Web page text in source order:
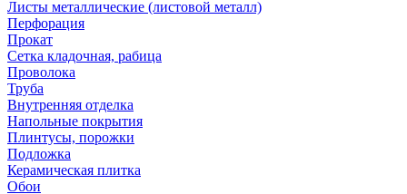
Листы металлические (листовой металл)
Перфорация
Прокат
Сетка кладочная, рабица
Проволока
Труба
Внутренняя отделка
Напольные покрытия
Плинтусы, порожки
Подложка
Керамическая плитка
Обои